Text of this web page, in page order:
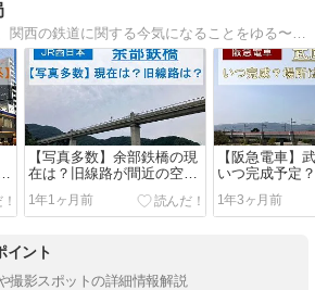
関西在住の筆者が、関西の鉄道に関する今気になることをゆる〜く調査します。◆30年以上関西の鉄道を利用◆乗り鉄◆好きな路線：阪和線◆好きな車両：223系0番台
【写真多数】余部鉄橋の現
在は？旧線路が間近の空の
駅が楽しい！
1年1ヶ月前
【阪急電車】
いつ完成予定
らない？【神
1年3ヶ月前
イント
撮影スポットの詳細情報解説